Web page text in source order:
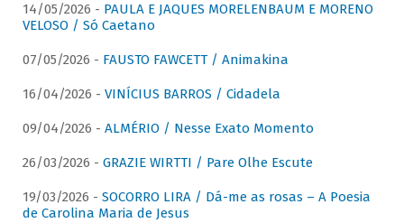
14/05/2026 - PAULA E JAQUES MORELENBAUM E MORENO
VELOSO / Só Caetano
07/05/2026 - FAUSTO FAWCETT / Animakina
16/04/2026 - VINÍCIUS BARROS / Cidadela
09/04/2026 - ALMÉRIO / Nesse Exato Momento
26/03/2026 - GRAZIE WIRTTI / Pare Olhe Escute
19/03/2026 - SOCORRO LIRA / Dá-me as rosas – A Poesia
de Carolina Maria de Jesus